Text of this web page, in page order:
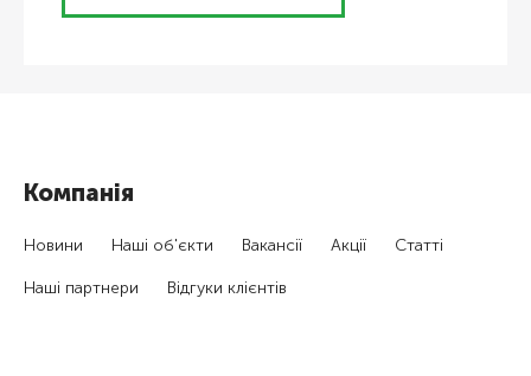
Компанія
Новини Наші об'єкти Вакансії Акції Статті
Наші партнери Відгуки клієнтів